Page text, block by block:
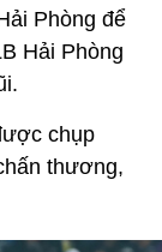
Phòng để
Hải Phòng
chụp
thương,